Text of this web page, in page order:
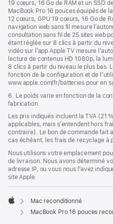
19 cœurs, 16 Go de RAM et un SSD
MacBook Pro 16 pouces équipés de
12 cœurs, GPU 19 cœurs, 16 Go de
navigation web sans fil mesure
consultation sans fil de 25 sites web
étant réglée sur 8 clics à partir du
vidéo sur l’app Apple TV mesure
lecture de contenus HD 1080p, la
8 clics à partir du niveau le plus bas.
fonction de la configuration et de
www.apple.com/fr/batteries pour en
6. Le poids varie en fonction de la
fabrication.
Les prix indiqués incluent la TVA (21
applicables, mais s’entendent hors
contraire). Le bon de commande fait
cas échéant, les frais de recyclage à
Nous utilisons votre emplacement
de livraison. Nous avons déterminé
adresse IP, ou vous nous l’avez
site Apple.
Apple
Mac reconditionné
MacBook Pro 16 pouces reconditionné avec